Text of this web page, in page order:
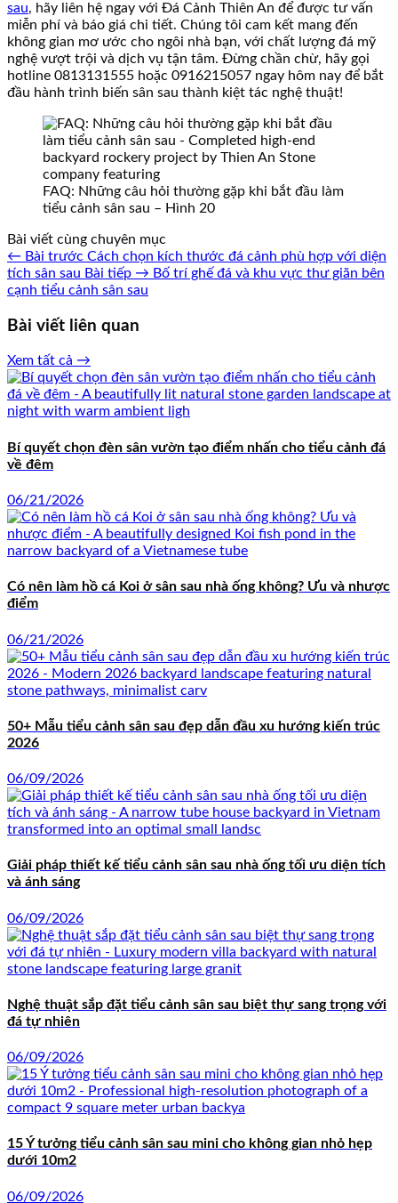
sau, hãy liên hệ ngay với Đá Cảnh Thiên An để được tư vấn
miễn phí và báo giá chi tiết. Chúng tôi cam kết mang đến
không gian mơ ước cho ngôi nhà bạn, với chất lượng đá mỹ
nghệ vượt trội và dịch vụ tận tâm. Đừng chần chừ, hãy gọi
hotline 0813131555 hoặc 0916215057 ngay hôm nay để bắt
đầu hành trình biến sân sau thành kiệt tác nghệ thuật!
FAQ: Những câu hỏi thường gặp khi bắt đầu làm
tiểu cảnh sân sau – Hình 20
Bài viết cùng chuyên mục
← Bài trước Cách chọn kích thước đá cảnh phù hợp với diện
tích sân sau Bài tiếp → Bố trí ghế đá và khu vực thư giãn bên
cạnh tiểu cảnh sân sau
Bài viết liên quan
Xem tất cả →
Bí quyết chọn đèn sân vườn tạo điểm nhấn cho tiểu cảnh đá
về đêm
06/21/2026
Có nên làm hồ cá Koi ở sân sau nhà ống không? Ưu và nhược
điểm
06/21/2026
50+ Mẫu tiểu cảnh sân sau đẹp dẫn đầu xu hướng kiến trúc
2026
06/09/2026
Giải pháp thiết kế tiểu cảnh sân sau nhà ống tối ưu diện tích
và ánh sáng
06/09/2026
Nghệ thuật sắp đặt tiểu cảnh sân sau biệt thự sang trọng với
đá tự nhiên
06/09/2026
15 Ý tưởng tiểu cảnh sân sau mini cho không gian nhỏ hẹp
dưới 10m2
06/09/2026